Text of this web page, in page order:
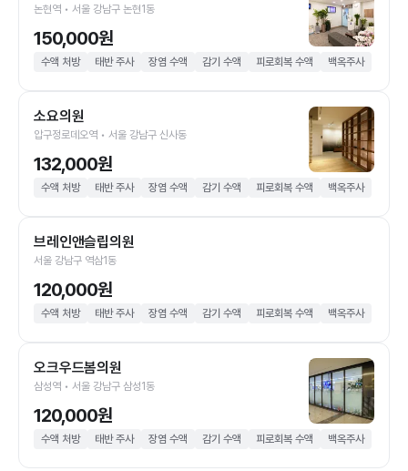
논현역 • 서울 강남구 논현1동
150,000원
수액 처방 태반 주사 장염 수액 감기 수액 피로회복 수액 백옥주사
소요의원
압구정로데오역 • 서울 강남구 신사동
132,000원
수액 처방 태반 주사 장염 수액 감기 수액 피로회복 수액 백옥주사
브레인앤슬립의원
서울 강남구 역삼1동
120,000원
수액 처방 태반 주사 장염 수액 감기 수액 피로회복 수액 백옥주사
오크우드봄의원
삼성역 • 서울 강남구 삼성1동
120,000원
수액 처방 태반 주사 장염 수액 감기 수액 피로회복 수액 백옥주사